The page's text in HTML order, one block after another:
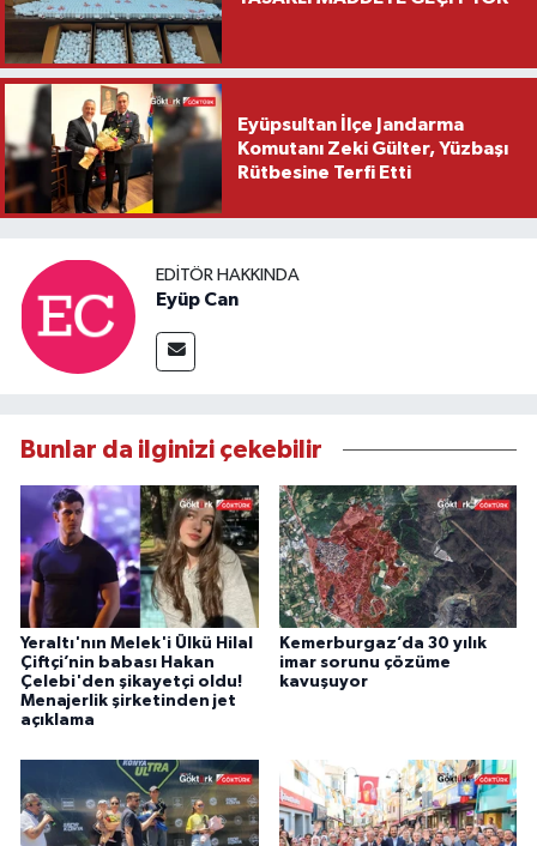
Eyüpsultan İlçe Jandarma
Komutanı Zeki Gülter, Yüzbaşı
Rütbesine Terfi Etti
EDITÖR HAKKINDA
Eyüp Can
Bunlar da ilginizi çekebilir
Yeraltı'nın Melek'i Ülkü Hilal
Çiftçi’nin babası Hakan
Çelebi'den şikayetçi oldu!
Menajerlik şirketinden jet
açıklama
Kemerburgaz’da 30 yılık
imar sorunu çözüme
kavuşuyor